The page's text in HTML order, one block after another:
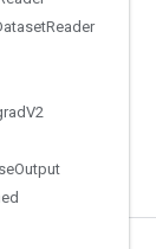
Reader
V2
Output